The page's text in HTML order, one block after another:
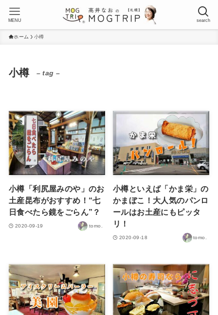
search
MENU
ホーム 小樽
小樽 – tag –
小樽「利尻屋みのや」のお
土産昆布がおすすめ！“七
日食べたら鏡をごらん”？
2020-09-19 tomo.
小樽といえば「かま栄」の
かまぼこ！大人気のパンロ
ールはお土産にもピッタ
リ！
2020-09-18 tomo.